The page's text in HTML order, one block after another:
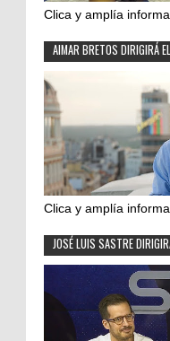
Clica y amplía
AIMAR BRETOS DIRIGIRÁ
Clica y amplía
JOSÉ LUIS SASTRE